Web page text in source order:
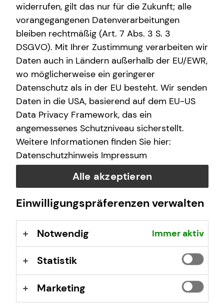
Montag
Dienstag 16:00 - 22:00 Uhr
Mittwoch 16:00 - 22:00 Uhr
Donnerstag 16:00 - 22:00 Uhr
Freitag 13:00 - 22:00 Uhr
Samstag 10:00 - 20:00 Uhr
Selbstverständlich sind auch Termine außerhalb
Kontaktformular
widerrufen, gilt das nur für die Zukunft; alle
vorangegangenen Datenverarbeitungen
bleiben rechtmäßig (Art. 7 Abs. 3 S. 3
DSGVO). Mit Ihrer Zustimmung verarbeiten wir
Daten auch in Ländern außerhalb der EU/EWR,
wo möglicherweise ein geringerer
Datenschutz als in der EU besteht. Wir senden
Daten in die USA, basierend auf dem EU-US
Data Privacy Framework, das ein
angemessenes Schutzniveau sicherstellt.
Weitere Informationen finden Sie hier:
Datenschutzhinweis Impressum
Alle akzeptieren
Einwilligungspräferenzen verwalten
Notwendig Immer aktiv
Statistik
Marketing